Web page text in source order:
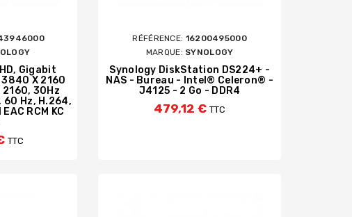
Gigabit
X 2160
2160, 30Hz
60 Hz, H.264,
EAC RCM KC
TTC
RÉFÉRENCE: 16200495000
MARQUE: SYNOLOGY
Synology DiskStation DS224+ -
NAS - Bureau - Intel® Celeron® -
J4125 - 2 Go - DDR4
479,12 €TTC